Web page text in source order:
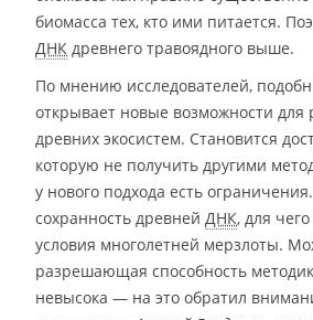
биомасса тех, кто ими питается.
ДНК древнего травоядного выше.
По мнению исследователей,
открывает новые возможности для
древних экосистем. Становится
которую не получить другими
у нового подхода есть
сохранность древней ДНК, для
условия многолетней мерзлоты.
разрешающая способность
невысока — на это обратил